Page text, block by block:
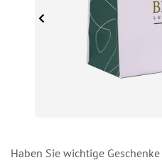
Haben Sie wichtige